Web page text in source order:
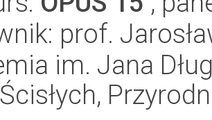
prof.
im. Jana